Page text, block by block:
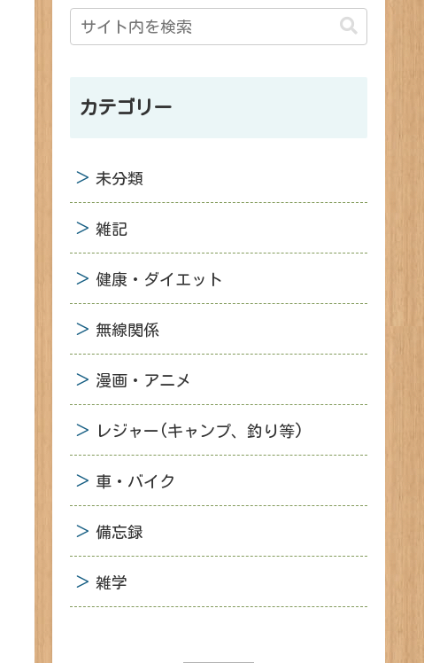
カテゴリー
未分類
雑記
健康・ダイエット
無線関係
漫画・アニメ
レジャー(キャンプ、釣り等)
車・バイク
備忘録
雑学